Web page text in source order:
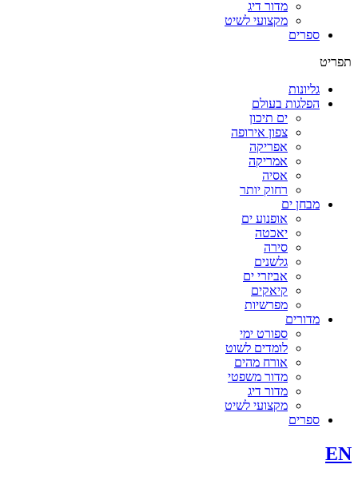
מדור דיג
מקצועי לשיט
ספרים
תפריט
גליונות
הפלגות בעולם
ים תיכון
צפון אירופה
אפריקה
אמריקה
אסיה
רחוק יותר
מבחן ים
אופנוע ים
יאכטה
סירה
גלשנים
אביזרי ים
קיאקים
מפרשיות
מדורים
ספורט ימי
לומדים לשוט
אורח מהים
מדור משפטי
מדור דיג
מקצועי לשיט
ספרים
EN